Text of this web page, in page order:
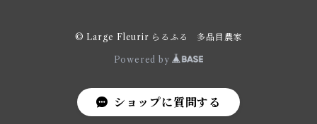
© Large Fleurir らるふる 多品目農家
Powered by
ショップに質問する